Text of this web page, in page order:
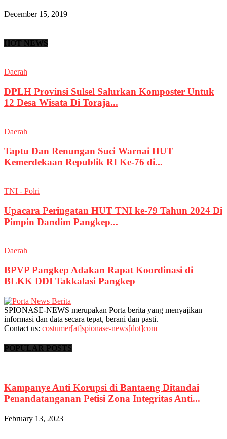
December 15, 2019
HOT NEWS
Daerah
DPLH Provinsi Sulsel Salurkan Komposter Untuk
12 Desa Wisata Di Toraja...
Daerah
Taptu Dan Renungan Suci Warnai HUT
Kemerdekaan Republik RI Ke-76 di...
TNI - Polri
Upacara Peringatan HUT TNI ke-79 Tahun 2024 Di
Pimpin Dandim Pangkep...
Daerah
BPVP Pangkep Adakan Rapat Koordinasi di
BLKK DDI Takkalasi Pangkep
SPIONASE-NEWS merupakan Porta berita yang menyajikan
informasi dan data secara tepat, berani dan pasti.
Contact us: costumer[at]spionase-news[dot]com
POPULAR POSTS
Kampanye Anti Korupsi di Bantaeng Ditandai
Penandatanganan Petisi Zona Integritas Anti...
February 13, 2023